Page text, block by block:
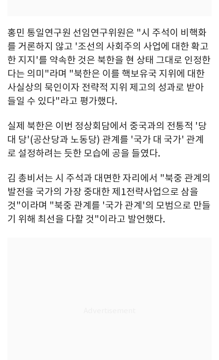
홍민 통일연구원 선임연구위원은 "시 주석이 비핵화
를 거론하지 않고 '조선의 사회주의 사업에 대한 확고
한 지지'를 약속한 것은 북한을 현 상태 그대로 인정한
다는 의미"라며 "북한은 이를 핵보유국 지위에 대한
사실상의 묵인이자 전략적 지위 제고의 성과로 받아
들일 수 있다"라고 평가했다.
실제 북한은 이번 정상회담에서 중국과의 전통적 '당
대 당'(공산당과 노동당) 관계를 '국가 대 국가' 관계
로 설정하려는 듯한 모습에 공을 들였다.
김 총비서는 시 주석과 대면한 자리에서 "북중 관계의
발전을 국가의 가장 중대한 제1전략사업으로 삼을
것"이라며 "북중 관계를 '국가 관계'의 모범으로 만들
기 위해 최선을 다할 것"이라고 발언했다.